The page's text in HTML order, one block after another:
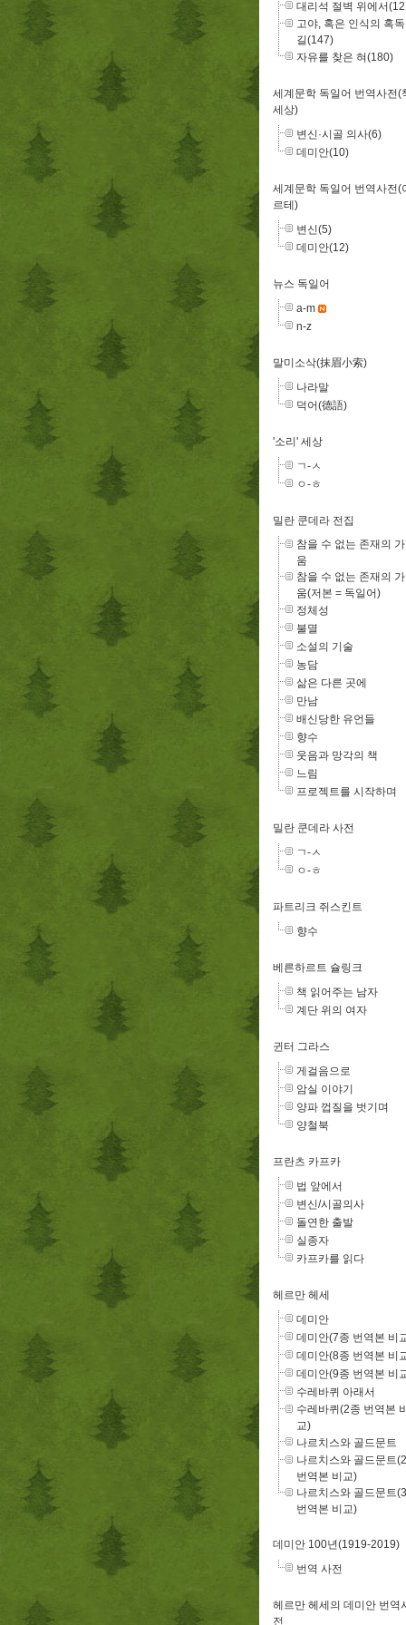
대리석 절벽 위에서
고야, 혹은 인식의 혹
길(147)
자유를 찾은 혀(180)
세계문학 독일어 번역사전(
세상)
변신·시골 의사(6)
데미안(10)
세계문학 독일어 번역사전(
르테)
변신(5)
데미안(12)
뉴스 독일어
a-m
n-z
말미소삭(抹眉小索)
나라말
덕어(德語)
'소리' 세상
ㄱ-ㅅ
ㅇ-ㅎ
밀란 쿤데라 전집
참을 수 없는 존재의
움
참을 수 없는 존재의
움(저본 = 독일어)
정체성
불멸
소설의 기술
농담
삶은 다른 곳에
만남
배신당한 유언들
향수
웃음과 망각의 책
느림
프로젝트를 시작하며
밀란 쿤데라 사전
ㄱ-ㅅ
ㅇ-ㅎ
파트리크 쥐스킨트
향수
베른하르트 슐링크
책 읽어주는 남자
계단 위의 여자
귄터 그라스
게걸음으로
암실 이야기
양파 껍질을 벗기며
양철북
프란츠 카프카
법 앞에서
변신/시골의사
돌연한 출발
실종자
카프카를 읽다
헤르만 헤세
데미안
데미안(7종 번역본 비
데미안(8종 번역본 비
데미안(9종 번역본 비
수레바퀴 아래서
수레바퀴(2종 번역본
교)
나르치스와 골드문트
나르치스와 골드문트
번역본 비교)
나르치스와 골드문트
번역본 비교)
데미안 100년(1919-2019)
번역 사전
헤르만 헤세의 데미안 번역
전